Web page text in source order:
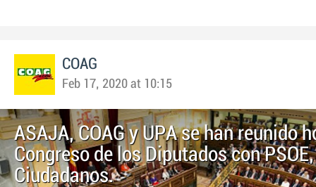
COAG
Feb 17, 2020 at 10:15
ASAJA, COAG y UPA se han reunido
Congreso de los Diputados con
Ciudadanos.